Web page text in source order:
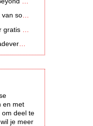
naar tv
dollar
en met
om deel te
je meer